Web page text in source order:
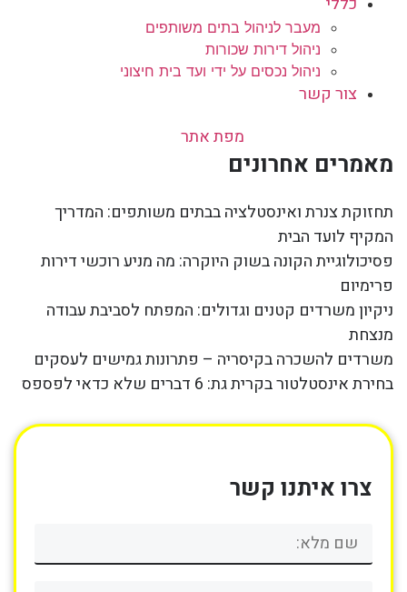
מעבר לניהול בתים משותפים
ניהול דירות שכורות
ניהול נכסים על ידי ועד בית חיצוני
צור קשר
מפת אתר
מאמרים אחרונים
תחזוקת צנרת ואינסטלציה בבתים משותפים: המדריך
המקיף לועד הבית
פסיכולוגיית הקונה בשוק היוקרה: מה מניע רוכשי דירות
פרימיום
ניקיון משרדים קטנים וגדולים: המפתח לסביבת עבודה
מנצחת
משרדים להשכרה בקיסריה – פתרונות גמישים לעסקים
בחירת אינסטלטור בקרית גת: 6 דברים שלא כדאי לפספס
צרו איתנו קשר